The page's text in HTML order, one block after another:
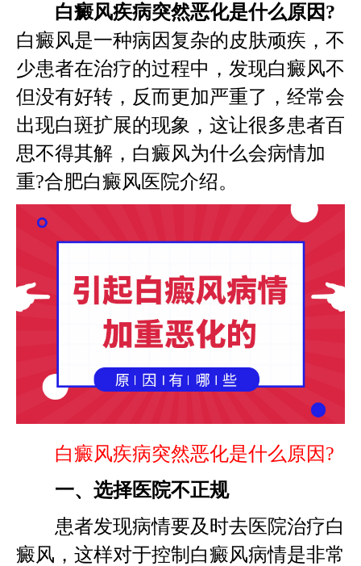
白癜风疾病突然恶化是什么原因?
白癜风是一种病因复杂的皮肤顽疾，不
少患者在治疗的过程中，发现白癜风不
但没有好转，反而更加严重了，经常会
出现白斑扩展的现象，这让很多患者百
思不得其解，白癜风为什么会病情加
重?合肥白癜风医院介绍。
白癜风疾病突然恶化是什么原因?
一、选择医院不正规
患者发现病情要及时去医院治疗白
癜风，这样对于控制白癜风病情是非常